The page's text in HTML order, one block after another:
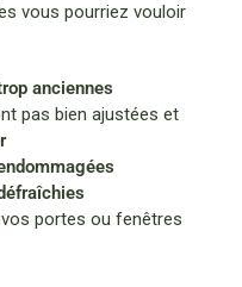
vous pourriez vouloir
anciennes
pas bien ajustées et
portes ou fenêtres